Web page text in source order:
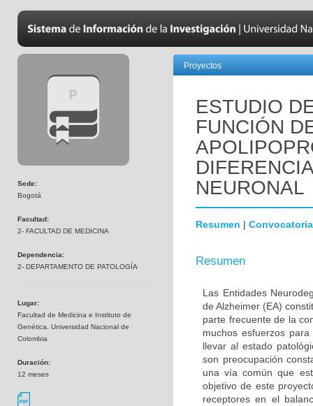
Sede:
Bogotá
Facultad:
2- FACULTAD DE MEDICINA
Dependencia:
2- DEPARTAMENTO DE PATOLOGÍA
Lugar:
Facultad de Medicina e Instituto de
Genética, Universidad Nacional de
Colombia
Duración:
12 meses
Proyectos
ESTUDIO
FUNCIÓN
NEURONAL
Resumen | Convocatoria
Resumen
Las Entidades
de Alzheimer (EA)
parte frecuente de la
muchos esfuerzos
llevar al estado
son preocupación
una vía común que
objetivo de este
receptores en el